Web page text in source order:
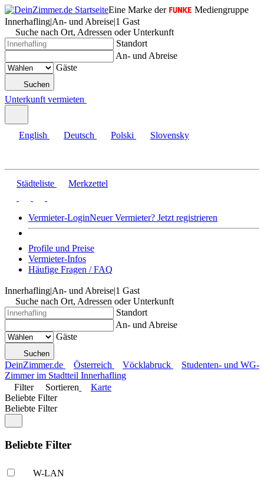
Eine Marke der
Mediengruppe
Innerhafling|An- und Abreise|1 Gast
Suche nach Ort, Adressen oder Unterkunft
Standort
An- und Abreise
Gäste
Suchen
Unterkunft vermieten
English Deutsch Polski Slovensky
Städteliste Merkzettel
Vermieter-LoginNeuer Vermieter? Jetzt registrieren
Profile und Preise
Vermieter-Infos
Häufige Fragen / FAQ
Innerhafling|An- und Abreise|1 Gast
Suche nach Ort, Adressen oder Unterkunft
Standort
An- und Abreise
Gäste
Suchen
DeinZimmer.de Österreich Vöcklabruck
Studenten- und WG-
Zimmer im Stadtteil Innerhafling
Filter
Sortieren
Karte
Beliebte Filter
Beliebte Filter
Beliebte Filter
W-LAN